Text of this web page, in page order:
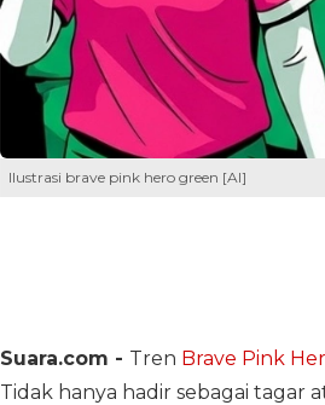
Ilustrasi brave pink hero green [AI]
Suara.com - Tren Brave Pink
Tidak hanya hadir sebagai tagar